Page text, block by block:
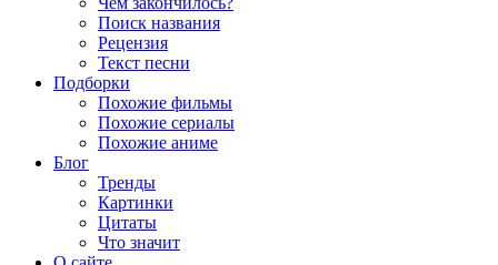
Поиск названия
Рецензия
Текст песни
Подборки
Похожие фильмы
Похожие сериалы
Похожие аниме
Блог
Тренды
Картинки
Цитаты
Что значит